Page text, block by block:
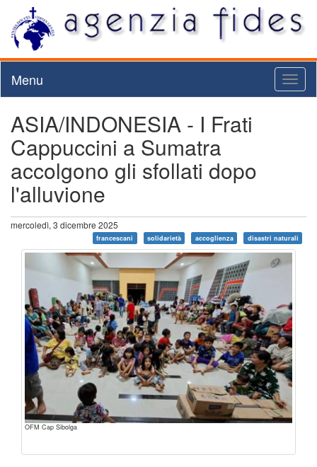
Menu
ASIA/INDONESIA - I Frati
Cappuccini a Sumatra
accolgono gli sfollati dopo
l'alluvione
mercoledì, 3 dicembre 2025
francescani solidarietà accoglienza disastri naturali
OFM Cap Sibolga